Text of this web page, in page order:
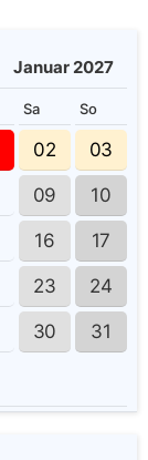
Januar 2027
Sa So
02 03
09 10
16 17
23 24
30 31